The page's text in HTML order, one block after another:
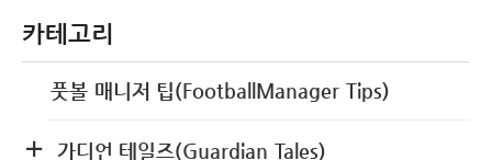
카테고리
풋볼 매니저 팁(FootballManager Tips)
가디언 테일즈(Guardian Tales)